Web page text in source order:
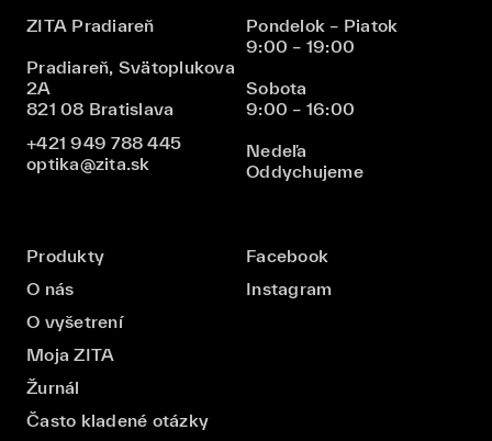
ZITA Pradiareň
Pradiareň, Svätoplukova
2A
821 08 Bratislava
+421 949 788 445
optika@zita.sk
Pondelok – Piatok
9:00 – 19:00
Sobota
9:00 – 16:00
Nedeľa
Oddychujeme
Produkty
O nás
O vyšetrení
Moja ZITA
Žurnál
Často kladené otázky
Facebook
Instagram